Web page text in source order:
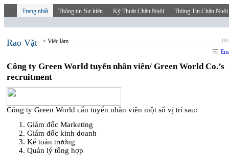
Trang nhất Thông tin-Sự kiện Kỹ Thuật Chăn Nuôi Thông Tin Chăn Nuôi
Rao Vặt > Việc làm
Công ty Green World tuyển nhân viên/ Green World Co.’s
recruitment
Công ty Green World cẩn tuyển nhân viên một số vị trí sau:
Giám đốc Marketing
Giám đốc kinh doanh
Kế toán trưởng
Quản lý tổng hợp